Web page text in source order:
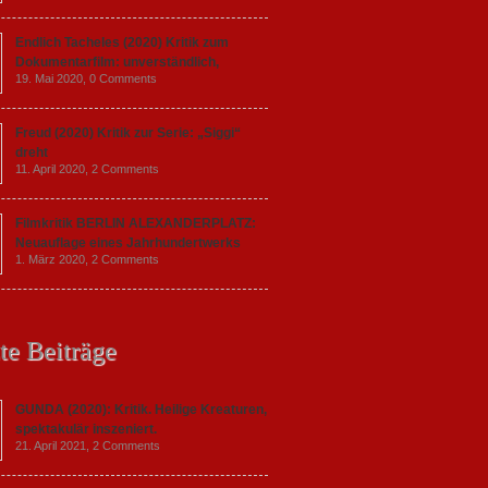
Endlich Tacheles (2020) Kritik zum
Dokumentarfilm: unverständlich,
19. Mai 2020, 0 Comments
Freud (2020) Kritik zur Serie: „Siggi“
dreht
11. April 2020, 2 Comments
Filmkritik BERLIN ALEXANDERPLATZ:
Neuauflage eines Jahrhundertwerks
1. März 2020, 2 Comments
Beiträge
GUNDA (2020): Kritik. Heilige Kreaturen,
spektakulär inszeniert.
21. April 2021, 2 Comments